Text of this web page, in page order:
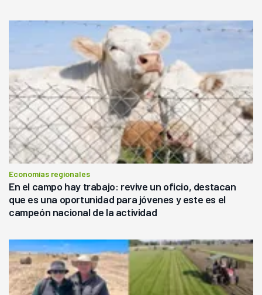
Economías regionales
En el campo hay trabajo: revive un oficio, destacan
que es una oportunidad para jóvenes y este es el
campeón nacional de la actividad